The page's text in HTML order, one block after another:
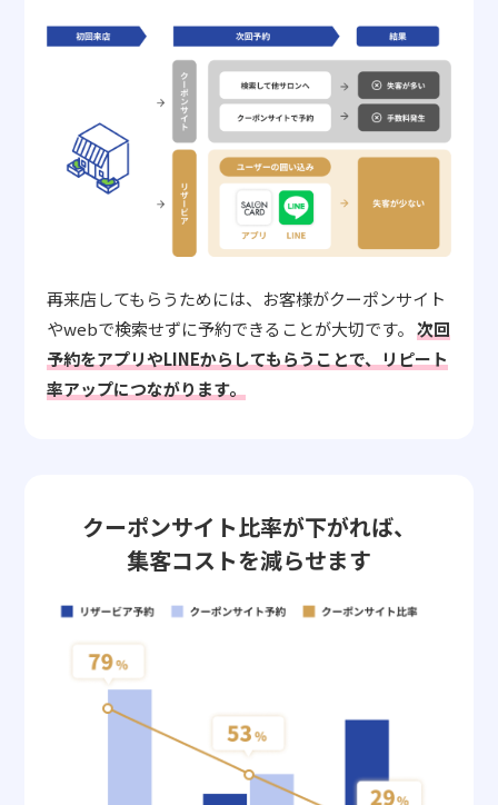
再来店してもらうためには、お客様がクーポンサイト
やwebで検索せずに予約できることが大切です。 次回
予約をアプリやLINEからしてもらうことで、リピート
率アップにつながります。
クーポンサイト比率が下がれば、
集客コストを減らせます